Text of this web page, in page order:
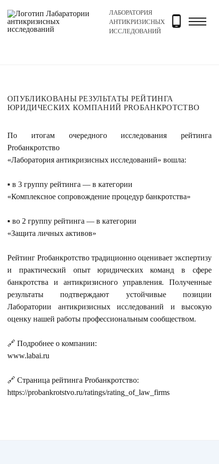
ЛАБОРАТОРИЯ
АНТИКРИЗИСНЫХ
ИССЛЕДОВАНИЙ
Главная Новости и блог Новости Опубликованы
ОПУБЛИКОВАНЫ РЕЗУЛЬТАТЫ РЕЙТИНГА
ЮРИДИЧЕСКИХ КОМПАНИЙ PROБАНКРОТСТВО
По итогам очередного исследования рейтинга
Proбанкротство
«Лаборатория антикризисных исследований» вошла:
▪️ в 3 группу рейтинга — в категории
«Комплексное сопровождение процедур банкротства»
▪️ во 2 группу рейтинга — в категории
«Защита личных активов»
Рейтинг Proбанкротство традиционно оценивает экспертизу
и практический опыт юридических команд в сфере
банкротства и антикризисного управления. Полученные
результаты подтверждают устойчивые позиции
Лаборатории антикризисных исследований и высокую
оценку нашей работы профессиональным сообществом.
🔗 Подробнее о компании:
www.labai.ru
🔗 Страница рейтинга Proбанкротство:
https://probankrotstvo.ru/ratings/rating_of_law_firms